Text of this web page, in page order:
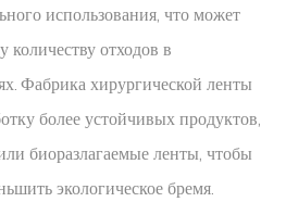
использования, что может
количеству отходов в
Фабрика хирургической ленты
более устойчивых продуктов,
биоразлагаемые ленты, чтобы
экологическое бремя.